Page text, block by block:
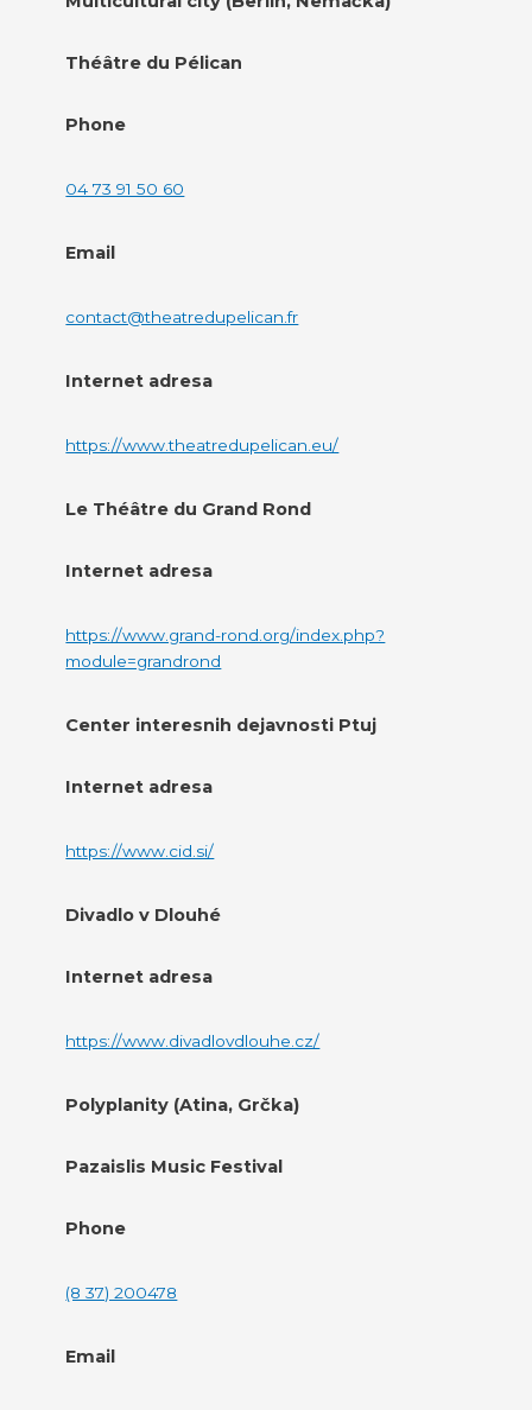
Théâtre du Pélican
Phone
04 73 91 50 60
Email
contact@theatredupelican.fr
Internet adresa
https://www.theatredupelican.eu/
Le Théâtre du Grand Rond
Internet adresa
https://www.grand-rond.org/index.php?
module=grandrond
Center interesnih dejavnosti Ptuj
Internet adresa
https://www.cid.si/
Divadlo v Dlouhé
Internet adresa
https://www.divadlovdlouhe.cz/
Polyplanity (Atina, Grčka)
Pazaislis Music Festival
Phone
(8 37) 200478
Email